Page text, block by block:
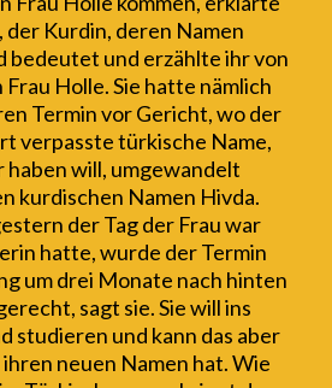
der Kurdin, deren Namen
bedeutet und erzählte ihr von
Holle. Sie hatte nämlich
Termin vor Gericht, wo der
verpasste türkische Name,
haben will, umgewandelt
kurdischen Namen Hivda.
der Tag der Frau war
hatte, wurde der Termin
um drei Monate nach hinten
sagt sie. Sie will ins
studieren und kann das aber
neuen Namen hat. Wie